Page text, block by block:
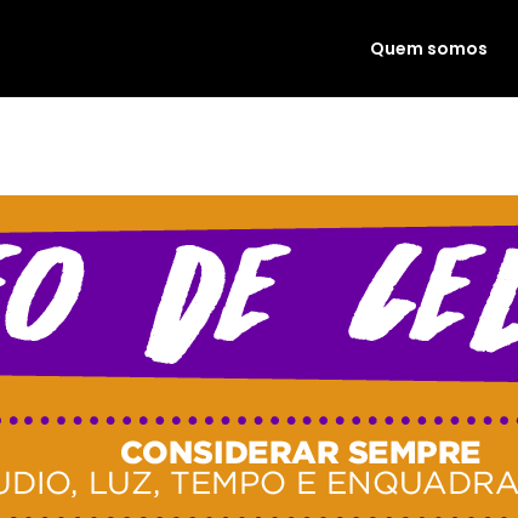
Quem somos